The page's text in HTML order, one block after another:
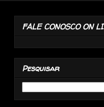
FALE CONOSCO ON
Pesquisar